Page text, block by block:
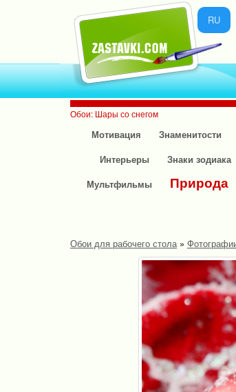
RU
Обои: Шары со снегом
Мотивация
Знаменитости
Интерьеры
Знаки зодиака
Мультфильмы
Природа
Обои для рабочего стола»